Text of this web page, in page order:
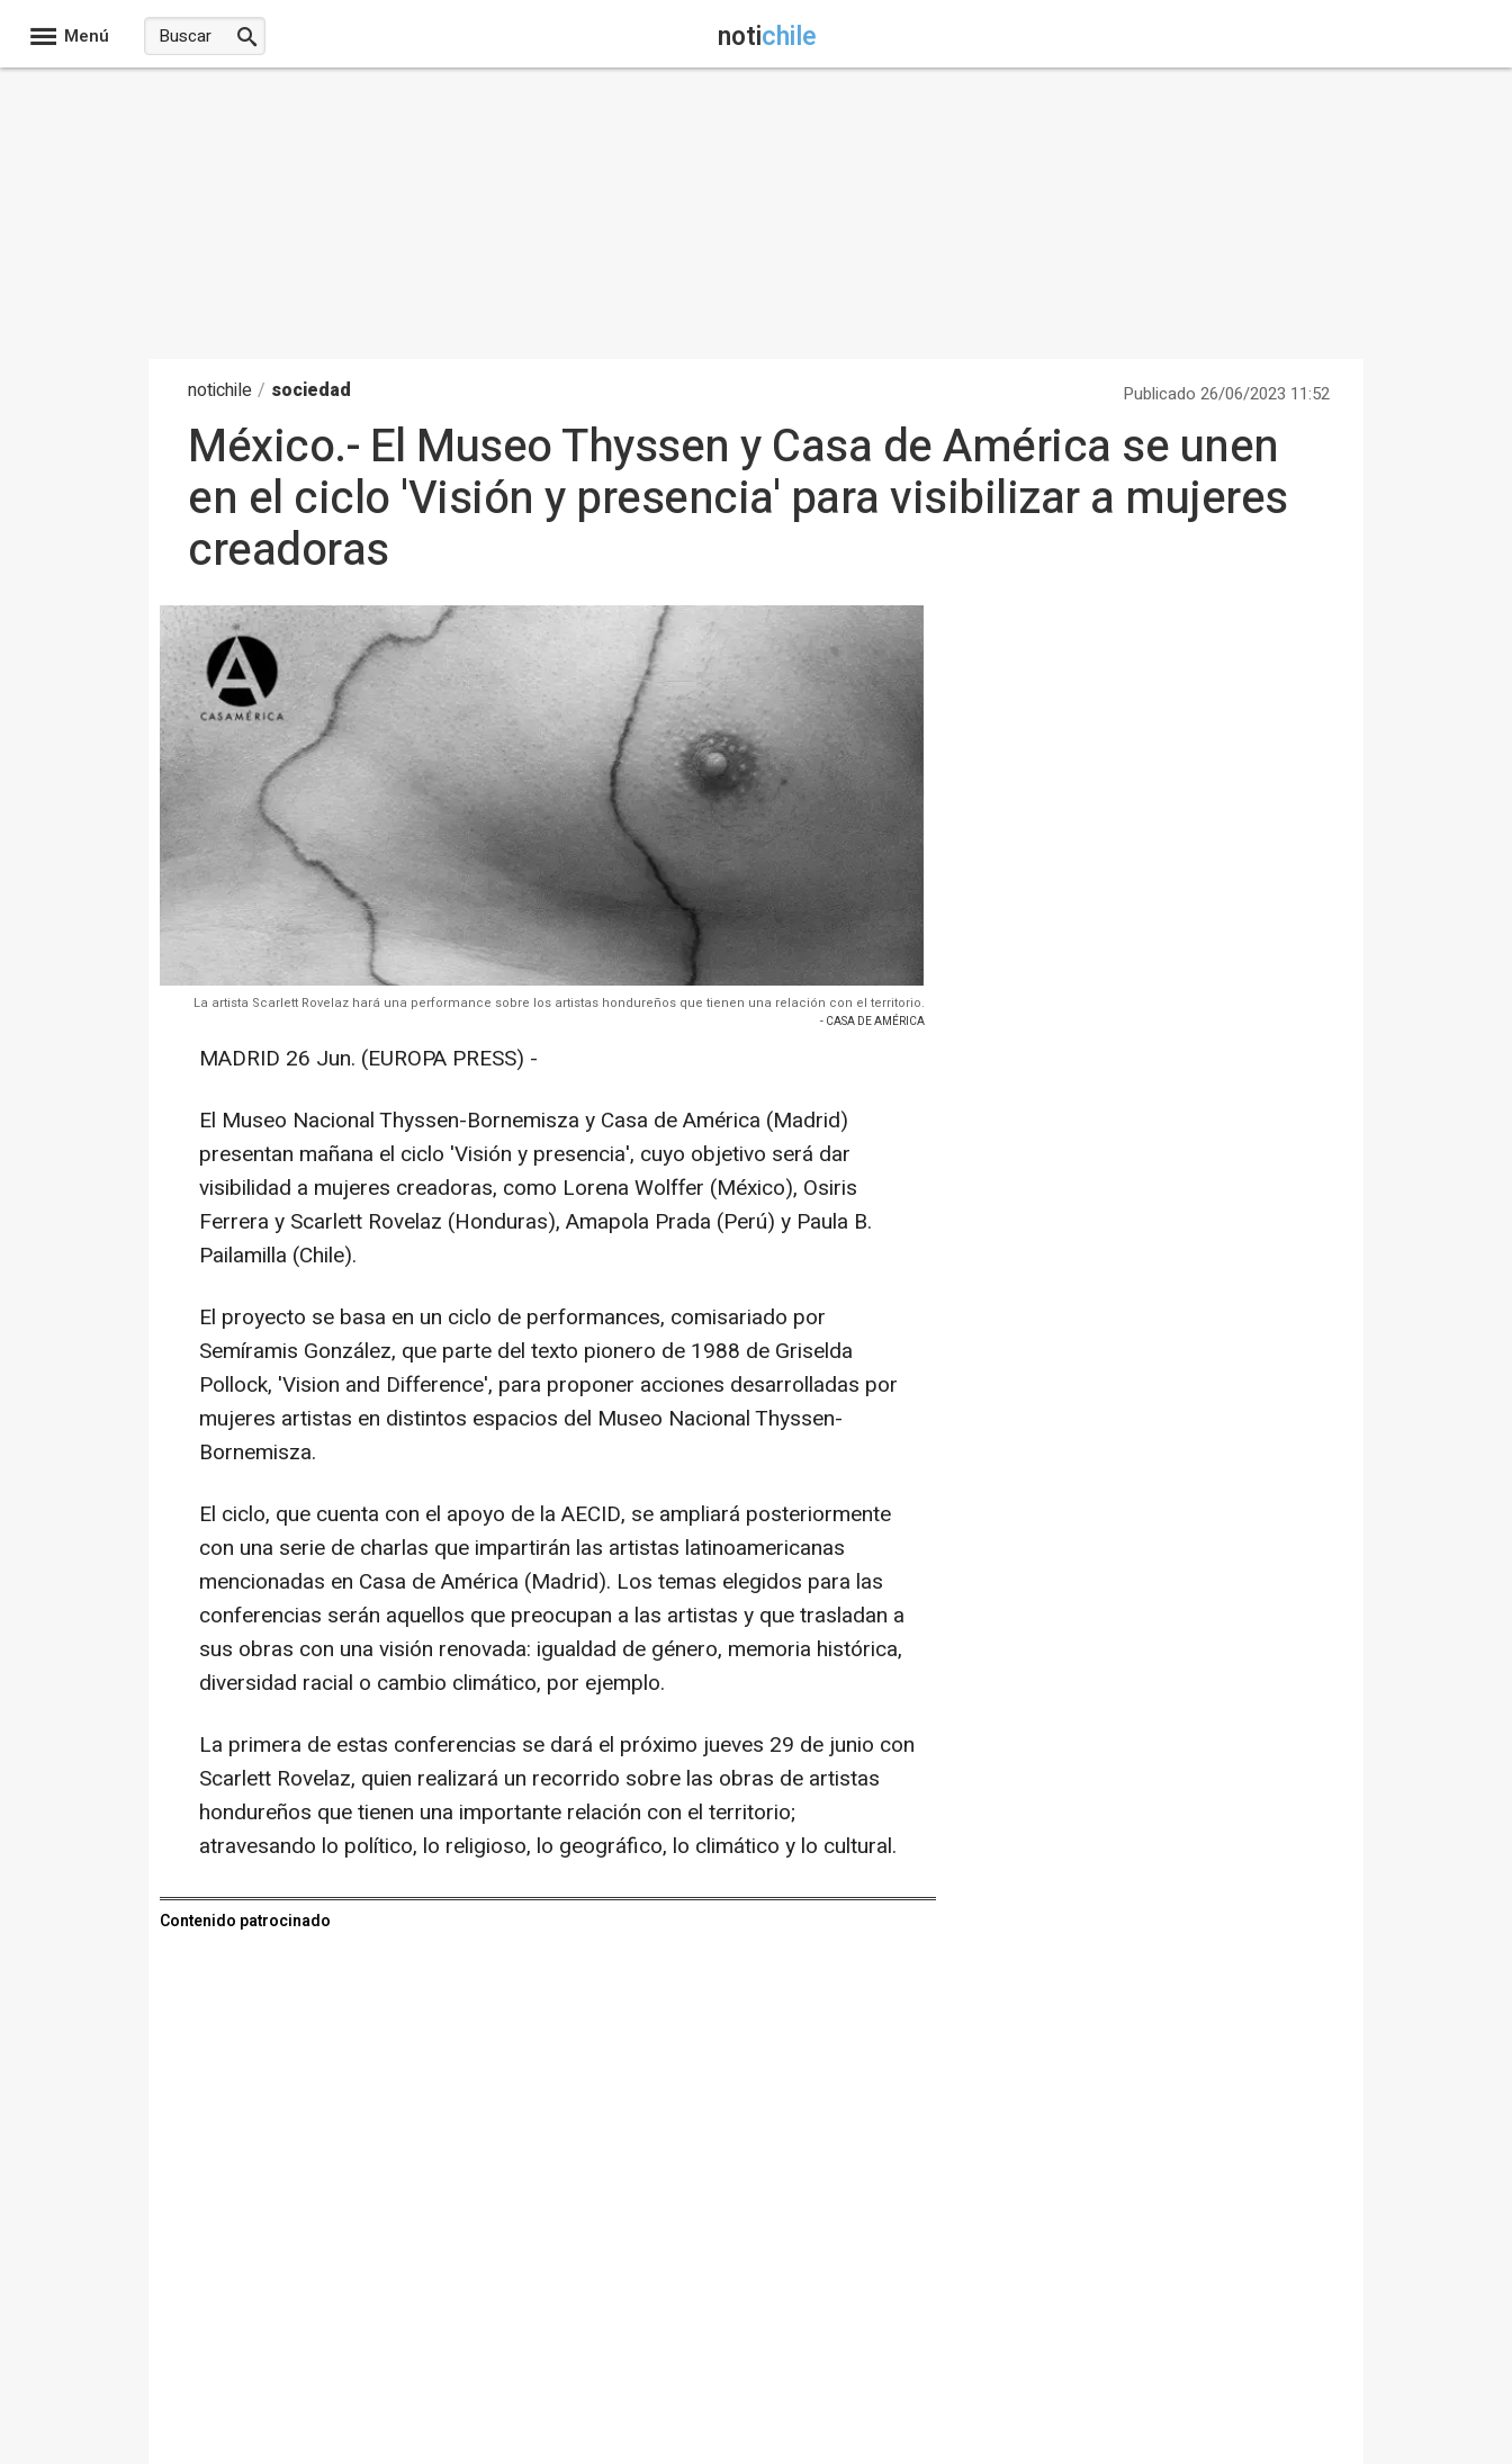
Menú notichile
notichile / sociedad Publicado 26/06/2023 11:52
México.- El Museo Thyssen y Casa de América se unen
en el ciclo 'Visión y presencia' para visibilizar a mujeres
creadoras
La artista Scarlett Rovelaz hará una performance sobre los artistas hondureños que tienen una relación con el territorio.
- CASA DE AMÉRICA
MADRID 26 Jun. (EUROPA PRESS) -
El Museo Nacional Thyssen-Bornemisza y Casa de América (Madrid)
presentan mañana el ciclo 'Visión y presencia', cuyo objetivo será dar
visibilidad a mujeres creadoras, como Lorena Wolffer (México), Osiris
Ferrera y Scarlett Rovelaz (Honduras), Amapola Prada (Perú) y Paula B.
Pailamilla (Chile).
El proyecto se basa en un ciclo de performances, comisariado por
Semíramis González, que parte del texto pionero de 1988 de Griselda
Pollock, 'Vision and Difference', para proponer acciones desarrolladas por
mujeres artistas en distintos espacios del Museo Nacional Thyssen-
Bornemisza.
El ciclo, que cuenta con el apoyo de la AECID, se ampliará posteriormente
con una serie de charlas que impartirán las artistas latinoamericanas
mencionadas en Casa de América (Madrid). Los temas elegidos para las
conferencias serán aquellos que preocupan a las artistas y que trasladan a
sus obras con una visión renovada: igualdad de género, memoria histórica,
diversidad racial o cambio climático, por ejemplo.
La primera de estas conferencias se dará el próximo jueves 29 de junio con
Scarlett Rovelaz, quien realizará un recorrido sobre las obras de artistas
hondureños que tienen una importante relación con el territorio;
atravesando lo político, lo religioso, lo geográfico, lo climático y lo cultural.
Contenido patrocinado